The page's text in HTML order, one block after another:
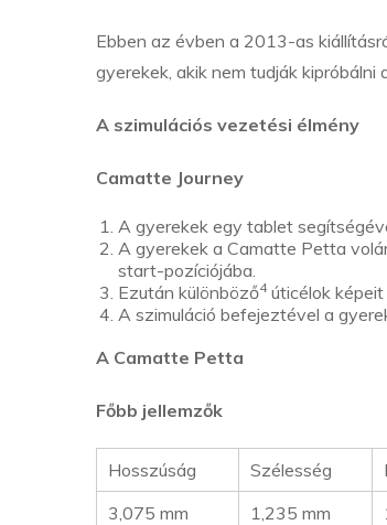
Ebben az évben a 2013-as
gyerekek, akik nem tudják
A szimulációs vezetési élmény
Camatte Journey
A gyerekek egy tablet
A gyerekek a Camatte Petta
start-pozíciójába.
Ezután különböző4úticélok képeit
A szimuláció befejeztével a
A Camatte Petta
Főbb jellemzők
Hosszúság Szélesség
3,075 mm
1,235 mm